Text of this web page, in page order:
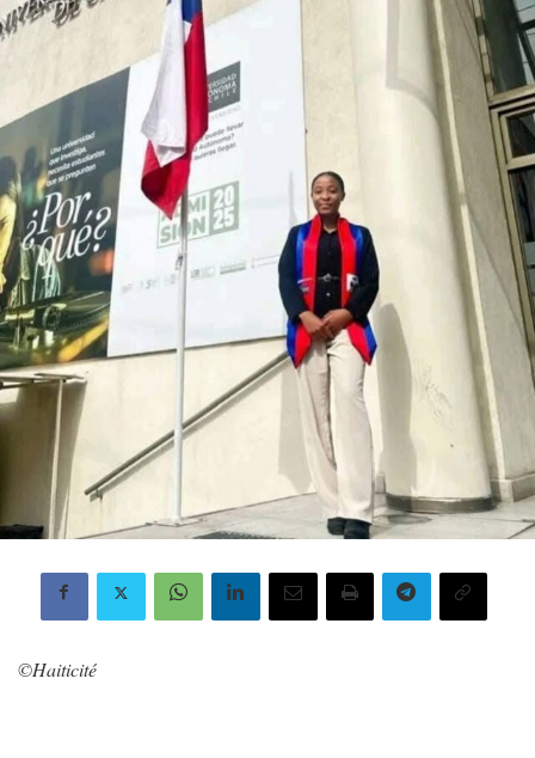
©️Haiticité